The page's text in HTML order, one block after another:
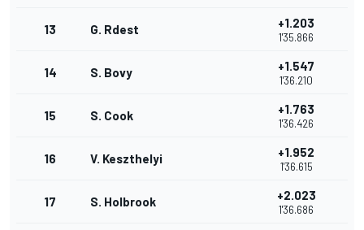
13 G. Rdest +1.203
1'35.866
14 S. Bovy +1.547
1'36.210
15 S. Cook +1.763
1'36.426
16 V. Keszthelyi +1.952
1'36.615
17 S. Holbrook +2.023
1'36.686